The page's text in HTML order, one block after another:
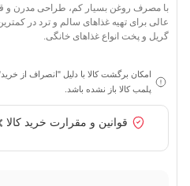
با مصرف روغن بسیار کم، طراحی مدرن و
عالی برای تهیه غذاهای سالم و ترد در
گریل و پخت انواع غذاهای خانگی.
امکان برگشت کالا با دلیل "انصراف از
پلمب کالا باز نشده باشد.
قوانین و مقرارت خرید کالا